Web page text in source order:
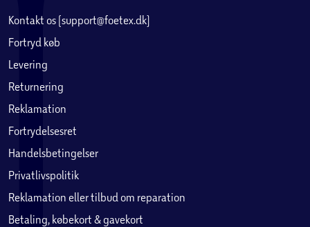
Kontakt os (support@foetex.dk)
Fortryd køb
Levering
Returnering
Reklamation
Fortrydelsesret
Handelsbetingelser
Privatlivspolitik
Reklamation eller tilbud om reparation
Betaling, købekort & gavekort